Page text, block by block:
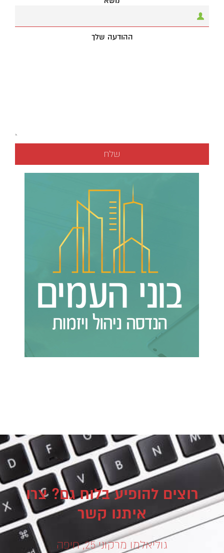
ההודעה שלך
רוצים להופיע בלוח גם? צרו
איתנו קשר
גוליאלמו מרקוני 25, חיפה